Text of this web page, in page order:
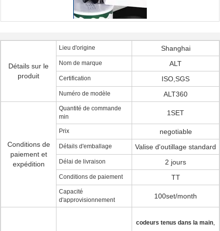
Détails sur le
produit
Lieu d'origine Shanghai
Nom de marque ALT
Certification ISO,SGS
Numéro de modèle ALT360
Conditions de
paiement et
expédition
Quantité de commande
min
1SET
Prix negotiable
Détails d'emballage Valise d'outillage standard
Délai de livraison 2 jours
Conditions de paiement TT
Capacité
d'approvisionnement
100set/month
codeurs tenus dans la main